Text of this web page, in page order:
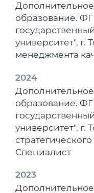
ионного
Гусакова, М. А.
Молекулярные,
основы
тезисы
научной
2024 года / отв.
Минск :
университет,
3. – С. 117.
2024
Erratum to:
Aortic Smooth
of Purinergic
образование.
университет", г.
менеджмента
2024
образование.
университет", г.
Специалист
2023